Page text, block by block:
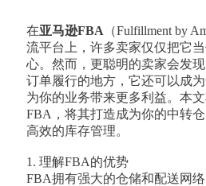
在亚马逊FBA （Fulfillment by
流平台上，许多卖家仅仅把它
心。然而，更聪明的卖家会发
订单履行的地方，它还可以成
为你的业务带来更多利益。本
FBA，将其打造成为你的中转仓
高效的库存管理。
1. 理解FBA的优势
FBA拥有强大的仓储和配送网